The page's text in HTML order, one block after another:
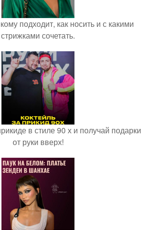
подходит, как носить и с какими
стрижками сочетать.
в стиле 90 х и получай подарки
от руки вверх!